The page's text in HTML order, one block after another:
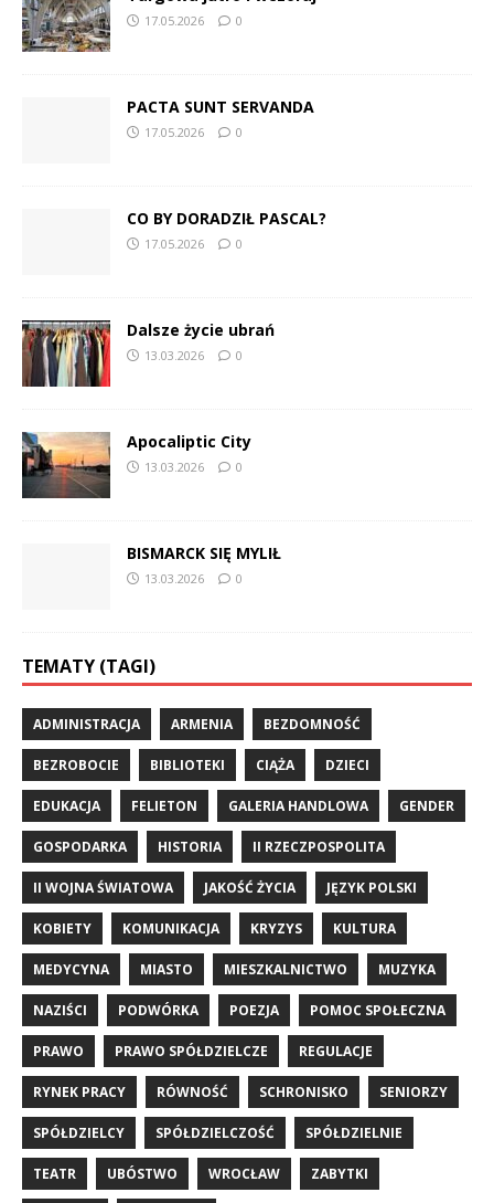
17.05.2026 0
PACTA SUNT SERVANDA
17.05.2026 0
CO BY DORADZIŁ PASCAL?
17.05.2026 0
Dalsze życie ubrań
13.03.2026 0
Apocaliptic City
13.03.2026 0
BISMARCK SIĘ MYLIŁ
13.03.2026 0
TEMATY (TAGI)
ADMINISTRACJA ARMENIA BEZDOMNOŚĆ
BEZROBOCIE BIBLIOTEKI CIĄŻA DZIECI
EDUKACJA FELIETON GALERIA HANDLOWA GENDER
GOSPODARKA HISTORIA II RZECZPOSPOLITA
II WOJNA ŚWIATOWA JAKOŚĆ ŻYCIA JĘZYK POLSKI
KOBIETY KOMUNIKACJA KRYZYS KULTURA
MEDYCYNA MIASTO MIESZKALNICTWO MUZYKA
NAZIŚCI PODWÓRKA POEZJA POMOC SPOŁECZNA
PRAWO PRAWO SPÓŁDZIELCZE REGULACJE
RYNEK PRACY RÓWNOŚĆ SCHRONISKO SENIORZY
SPÓŁDZIELCY SPÓŁDZIELCZOŚĆ SPÓŁDZIELNIE
TEATR UBÓSTWO WROCŁAW ZABYTKI